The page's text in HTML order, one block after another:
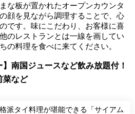
な板が置かれたオープンカウンタ
顔を見ながら調理することで、心
です。味にこだわり、お客様に喜
のレストランとは一線を画してい
の料理を食べに来てください。
】南国ジュースなど飲み放題付！
菜など
派タイ料理が堪能できる「サイアム